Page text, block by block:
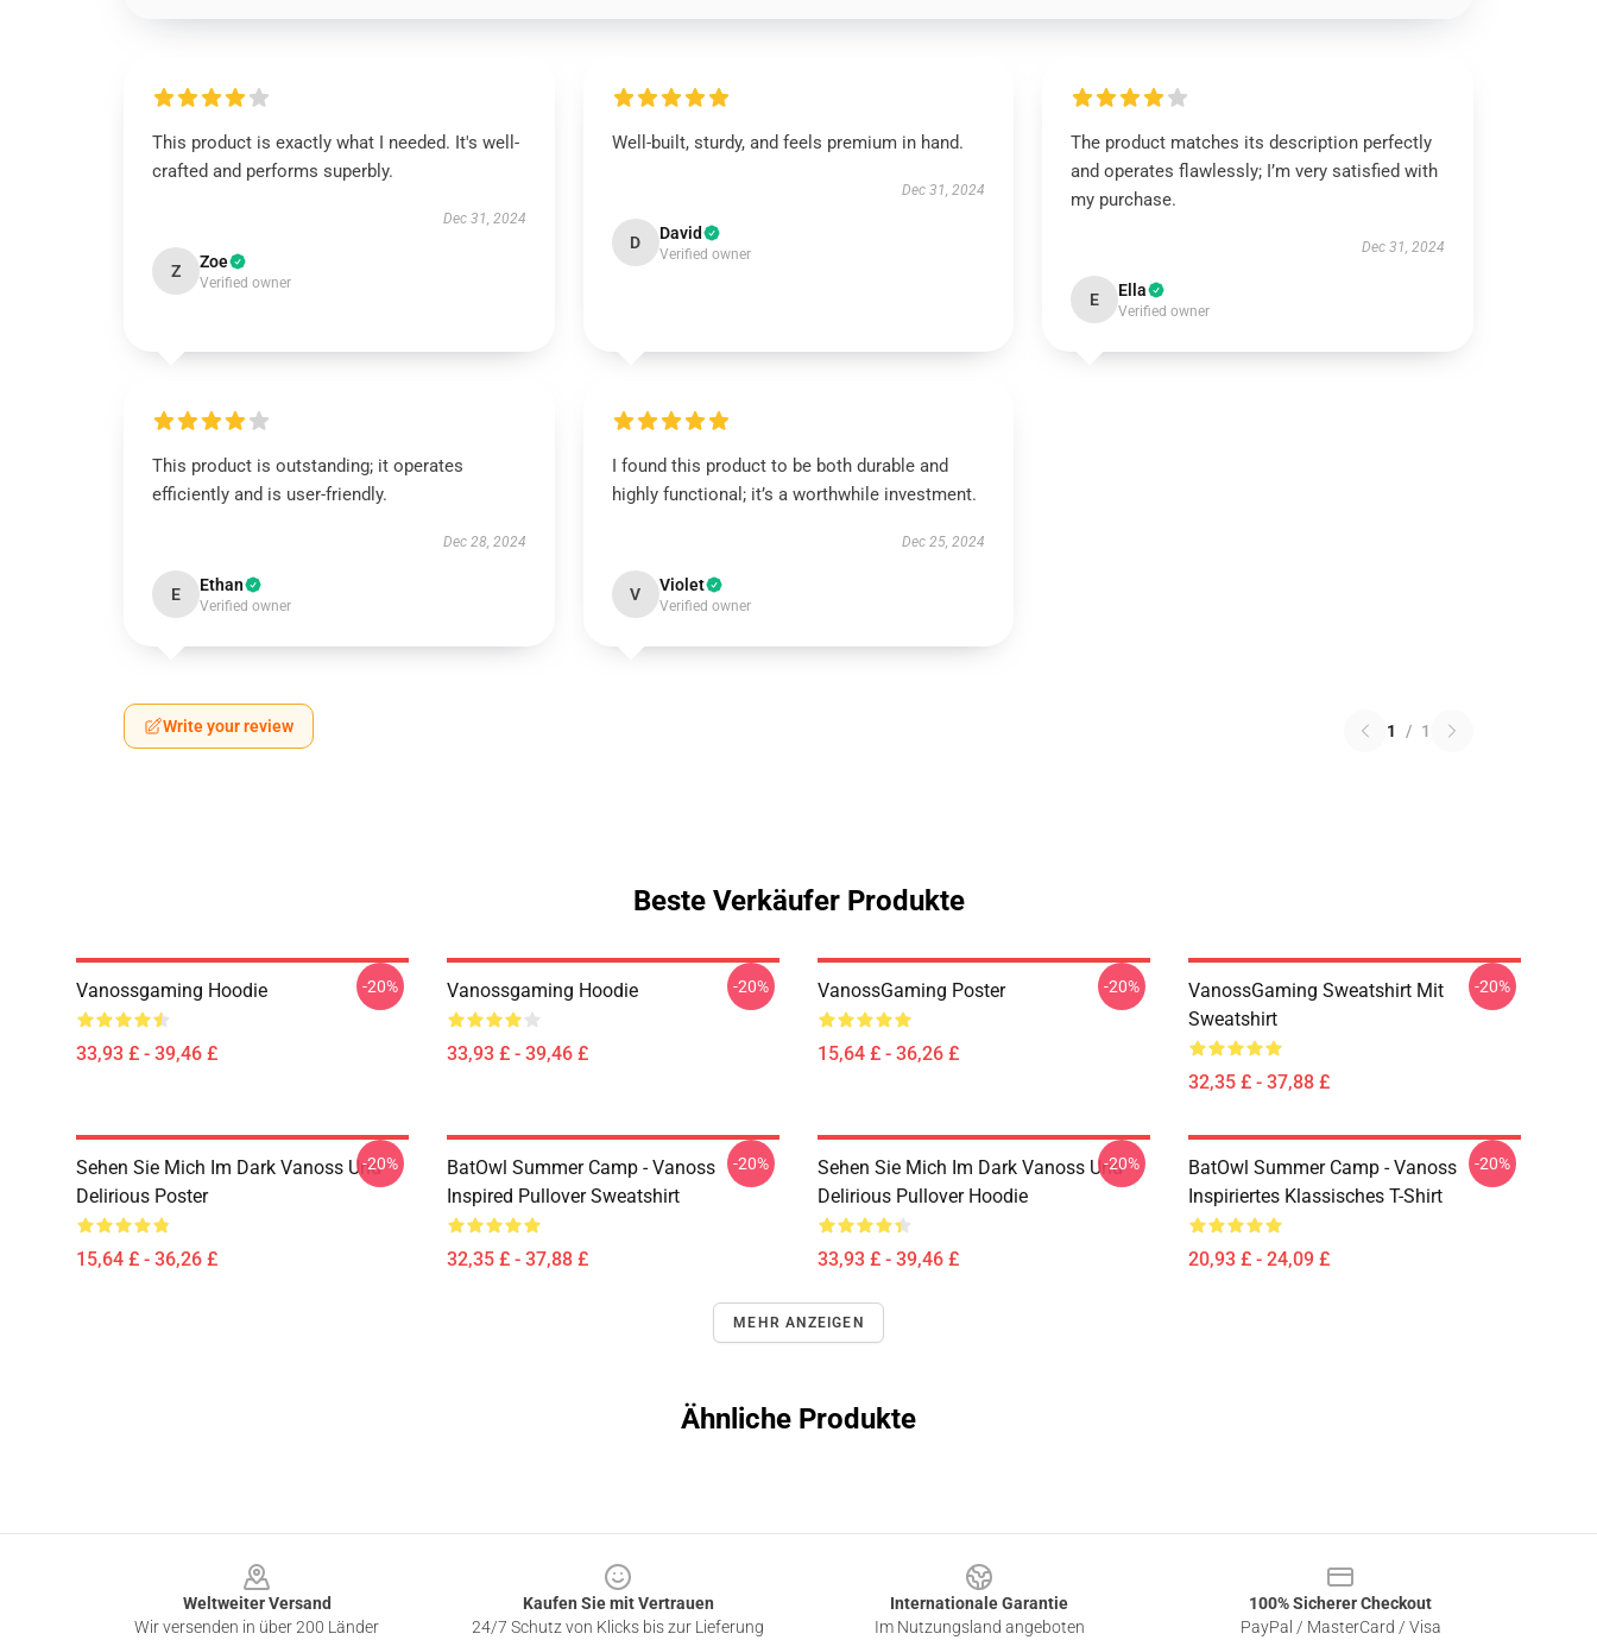
This product is exactly what I needed. It's well-
crafted and performs superbly.
Dec 31, 2024
Z Zoe
Verified owner
Well-built, sturdy, and feels premium in hand.
Dec 31, 2024
D David
Verified owner
The product matches its description perfectly
and operates flawlessly; I’m very satisfied with
my purchase.
Dec 31, 2024
E Ella
Verified owner
This product is outstanding; it operates
efficiently and is user-friendly.
Dec 28, 2024
E Ethan
Verified owner
I found this product to be both durable and
highly functional; it’s a worthwhile investment.
Dec 25, 2024
V Violet
Verified owner
Write your review 1 / 1
Beste Verkäufer Produkte
Vanossgaming Hoodie
33,93 £ - 39,46 £
-20% Vanossgaming Hoodie
33,93 £ - 39,46 £
-20% VanossGaming Poster
15,64 £ - 36,26 £
-20%
VanossGaming Sweatshirt Mit
Sweatshirt
32,35 £ - 37,88 £
-20%
Sehen Sie Mich Im Dark Vanoss Und
Delirious Poster
15,64 £ - 36,26 £
-20%
BatOwl Summer Camp - Vanoss
Inspired Pullover Sweatshirt
32,35 £ - 37,88 £
-20%
Sehen Sie Mich Im Dark Vanoss Und
Delirious Pullover Hoodie
33,93 £ - 39,46 £
-20%
BatOwl Summer Camp - Vanoss
Inspiriertes Klassisches T-Shirt
20,93 £ - 24,09 £
-20%
MEHR ANZEIGEN
Ähnliche Produkte
Weltweiter Versand
Wir versenden in über 200 Länder
Kaufen Sie mit Vertrauen
24/7 Schutz von Klicks bis zur Lieferung
Internationale Garantie
Im Nutzungsland angeboten
100% Sicherer Checkout
PayPal / MasterCard / Visa